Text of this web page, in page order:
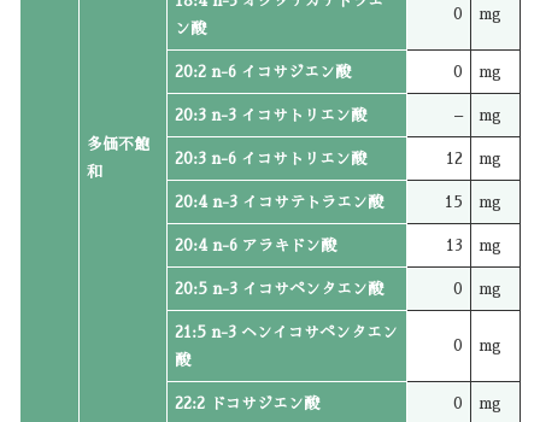
多価不飽
和
ン酸
0 mg
20:2 n-6 イコサジエン酸 0 mg
20:3 n-3 イコサトリエン酸 – mg
20:3 n-6 イコサトリエン酸 12 mg
20:4 n-3 イコサテトラエン酸 15 mg
20:4 n-6 アラキドン酸 13 mg
20:5 n-3 イコサペンタエン酸 0 mg
21:5 n-3 ヘンイコサペンタエン
酸
0 mg
22:2 ドコサジエン酸 0 mg